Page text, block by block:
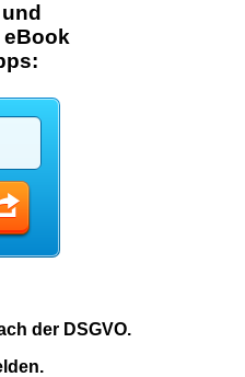
eBook
:
der DSGVO.